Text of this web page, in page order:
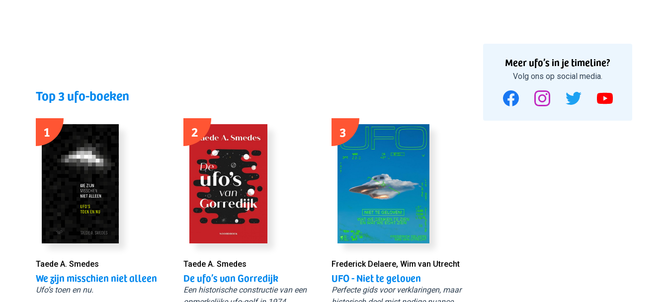
Top 3 ufo-boeken
1
Taede A. Smedes
We zijn misschien niet alleen
Ufo’s toen en nu.
2
Taede A. Smedes
De ufo’s van Gorredijk
Een historische constructie van een
3
Frederick Delaere, Wim van Utrecht
UFO - Niet te geloven
Perfecte gids voor verklaringen, maar
Meer ufo’s in je timeline?
Volg ons op social media.